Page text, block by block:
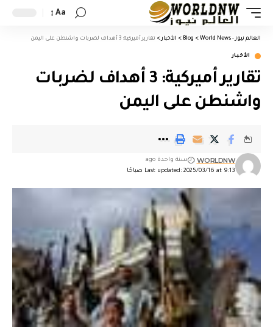
Aa
العالم نيوز - World News >
Blog
> الأخبار > تقارير أميركية: 3 أهداف لضربات واشنطن على اليمن
الأخبار
تقارير أميركية: 3 أهداف لضربات
واشنطن على اليمن
Last updated: 2025/03/16 at 9:13 صباحًا
WORLDNW سنة واحدة ago